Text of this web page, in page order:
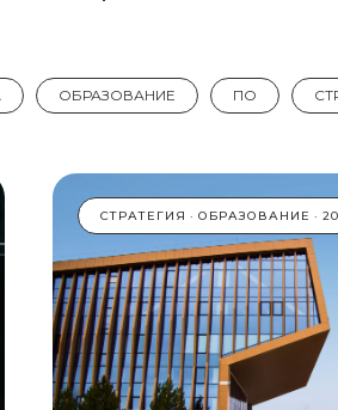
ОБРАЗОВАНИЕ ПО
СТРАТЕГИЯ ОБРАЗОВАНИЕ